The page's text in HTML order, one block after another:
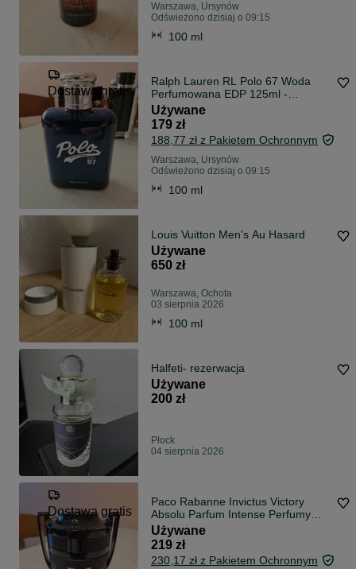
Warszawa, Ursynów
Odświeżono dzisiaj o 09:15
100 ml
Dostawa gratis
Ralph Lauren RL Polo 67 Woda
Perfumowana EDP 125ml -
pozostało 90%
Używane
179 zł
188,77 zł z Pakietem Ochronnym
Warszawa, Ursynów
Odświeżono dzisiaj o 09:15
100 ml
Louis Vuitton Men's Au Hasard
Używane
650 zł
Warszawa, Ochota
03 sierpnia 2026
100 ml
Halfeti- rezerwacja
Używane
200 zł
Płock
04 sierpnia 2026
Dostawa gratis
Paco Rabanne Invictus Victory
Absolu Parfum Intense Perfumy
100 ml - pozostało 90%
Używane
219 zł
230,17 zł z Pakietem Ochronnym